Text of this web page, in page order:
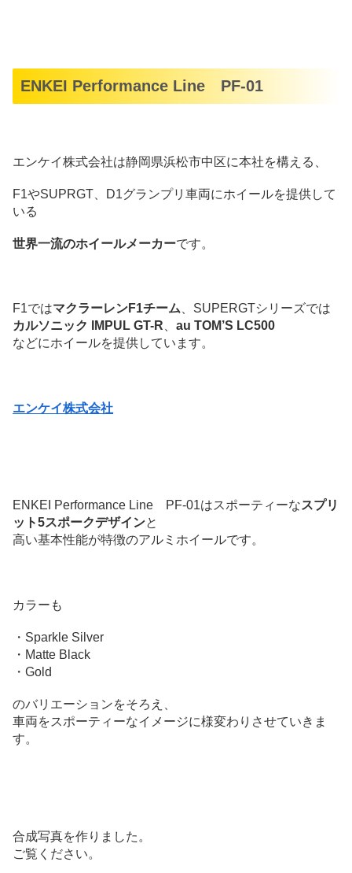
ENKEI Performance Line PF-01
エンケイ株式会社は静岡県浜松市中区に本社を構える、
F1やSUPRGT、D1グランプリ車両にホイールを提供して
いる
世界一流のホイールメーカーです。
F1ではマクラーレンF1チーム、SUPERGTシリーズでは
カルソニック IMPUL GT-R、 au TOM’S LC500
などにホイールを提供しています。
エンケイ株式会社
ENKEI Performance Line PF-01はスポーティーなスプリ
ット5スポークデザインと
高い基本性能が特徴のアルミホイールです。
カラーも
・Sparkle Silver
・Matte Black
・Gold
のバリエーションをそろえ、
車両をスポーティーなイメージに様変わりさせていきま
す。
合成写真を作りました。
ご覧ください。